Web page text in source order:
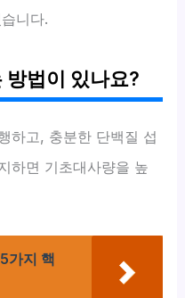
니다.
방법이 있나요?
하고, 충분한 단백질 섭
하면 기초대사량을 높
가지 핵